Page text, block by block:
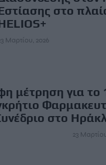
στο
Μαρτίου, 2026
μέτρηση για το
στο
23